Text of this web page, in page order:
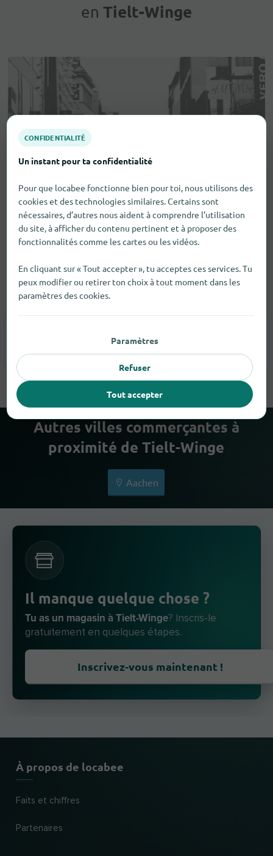
en Tielt-Winge
Aides visuelles et auditives
Autres villes commerçantes à
proximité de Tielt-Winge
Aachen
Il manque quelque chose ?
Tu as un magasin à Tielt-Winge? Inscris-le
gratuitement en quelques étapes.
Inscrivez-vous maintenant !
À propos de locabee
Faits et chiffres
Partenaires
CONFIDENTIALITÉ
Un instant pour ta confidentialité
Pour que locabee fonctionne bien pour toi, nous utilisons des
cookies et des technologies similaires. Certains sont
nécessaires, d’autres nous aident à comprendre l’utilisation
du site, à afficher du contenu pertinent et à proposer des
fonctionnalités comme les cartes ou les vidéos.
En cliquant sur « Tout accepter », tu acceptes ces services. Tu
peux modifier ou retirer ton choix à tout moment dans les
paramètres des cookies.
Paramètres
Refuser
Tout accepter